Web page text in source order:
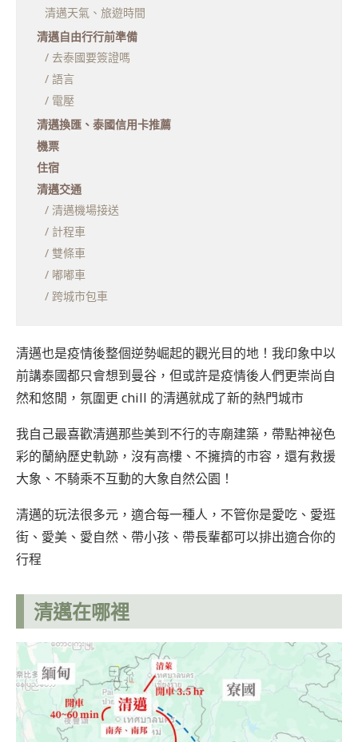
清邁天氣、旅遊時間
清邁自由行行前準備
/ 去泰國要簽證嗎
/ 語言
/ 電壓
清邁換匯、泰國信用卡推薦
機票
住宿
清邁交通
/ 清邁機場接送
/ 計程車
/ 雙條車
/ 嘟嘟車
/ 跨城市包車
清邁要玩幾天才夠？
七天六夜行程分享
清邁也是疫情後整個逆勢崛起的觀光目的地！我印象中以
前講泰國都只會想到曼谷，但或許是疫情後人們更崇尚自
然和悠閒，氛圍更 chill 的清邁就成了新的熱門城市
我自己最喜歡清邁那些美到不行的寺廟建築，帶點神祕色
彩的蘭納歷史軌跡，沒有高樓、不擁擠的市容，還有救援
大象、不騎乘不互動的大象自然公園！
清邁的玩法很多元，適合每一種人，不管你是愛吃、愛逛
街、愛美、愛自然、帶小孩、帶長輩都可以排出適合你的
行程
清邁在哪裡